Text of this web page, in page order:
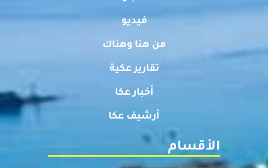
فيديو
من هنا وهناك
تقارير عكية
أخبار عكا
أرشيف عكا
الأقسام